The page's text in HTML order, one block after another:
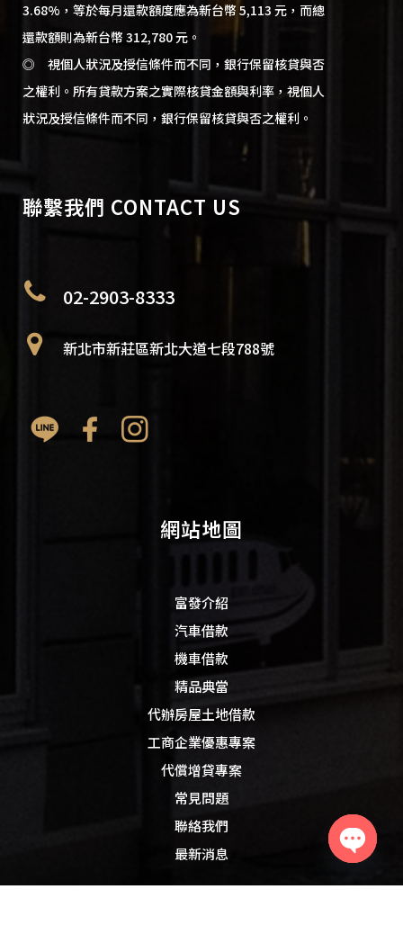
3.68%，等於每月還款額度應為新台幣 5,113 元，而總
還款額則為新台幣 312,780 元。
◎ 視個人狀況及授信條件而不同，銀行保留核貸與否
之權利。所有貸款方案之實際核貸金額與利率，視個人
狀況及授信條件而不同，銀行保留核貸與否之權利。
聯繫我們 CONTACT US
02-2903-8333
新北市新莊區新北大道七段788號
網站地圖
富發介紹
汽車借款
機車借款
精品典當
代辦房屋土地借款
工商企業優惠專案
代償增貸專案
常見問題
聯絡我們
最新消息
chaty